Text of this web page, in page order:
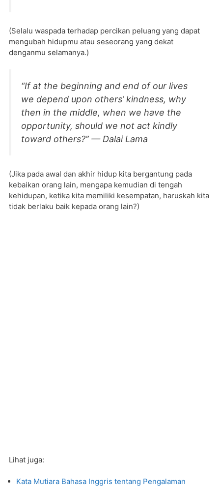
(Selalu waspada terhadap percikan peluang yang dapat
mengubah hidupmu atau seseorang yang dekat
denganmu selamanya.)
“If at the beginning and end of our lives
we depend upon others’ kindness, why
then in the middle, when we have the
opportunity, should we not act kindly
toward others?” — Dalai Lama
(Jika pada awal dan akhir hidup kita bergantung pada
kebaikan orang lain, mengapa kemudian di tengah
kehidupan, ketika kita memiliki kesempatan, haruskah kita
tidak berlaku baik kepada orang lain?)
Lihat juga:
Kata Mutiara Bahasa Inggris tentang Pengalaman